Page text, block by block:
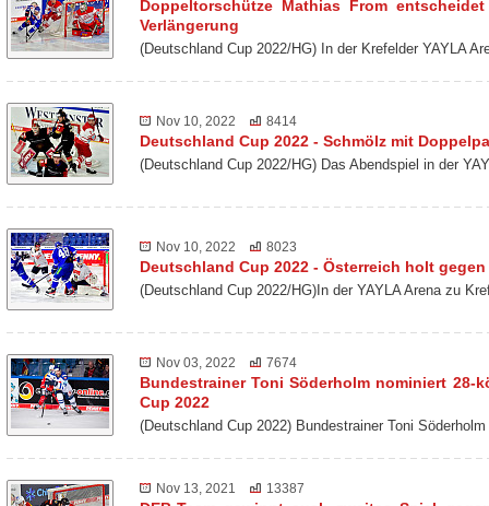
Doppeltorschütze Mathias From
Verlängerung
(Deutschland Cup 2022/HG) In der Krefelder YAYLA
Nov 10, 2022 8414
Deutschland Cup 2022 - Schmölz mit
(Deutschland Cup 2022/HG) Das Abendspiel in der
Nov 10, 2022 8023
Deutschland Cup 2022 - Österreich holt
(Deutschland Cup 2022/HG)In der YAYLA Arena zu
Nov 03, 2022 7674
Bundestrainer Toni Söderholm nominiert
Cup 2022
(Deutschland Cup 2022) Bundestrainer Toni
Nov 13, 2021 13387